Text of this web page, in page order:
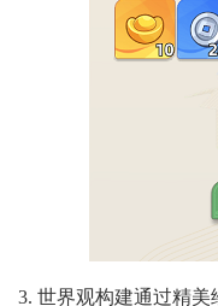
3. 世界观构建通过精